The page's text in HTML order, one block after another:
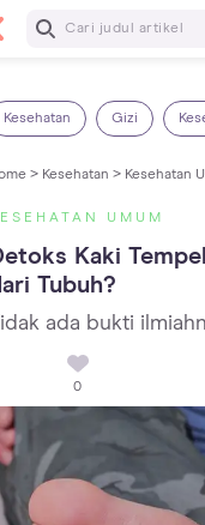
Baca
Kesehatan Gizi
> Kesehatan > Kesehatan
UMUM
Kaki
Tubuh?
ada bukti
0